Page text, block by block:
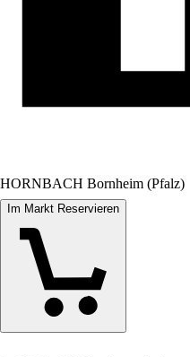
HORNBACH Bornheim (Pfalz)
Im Markt Reservieren